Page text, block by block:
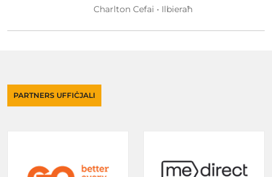
Charlton Cefai • Ilbieraħ
PARTNERS UFFIĊJALI